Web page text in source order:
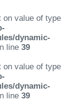
on value of type
dynamic-
line 39
on value of type
dynamic-
line 39